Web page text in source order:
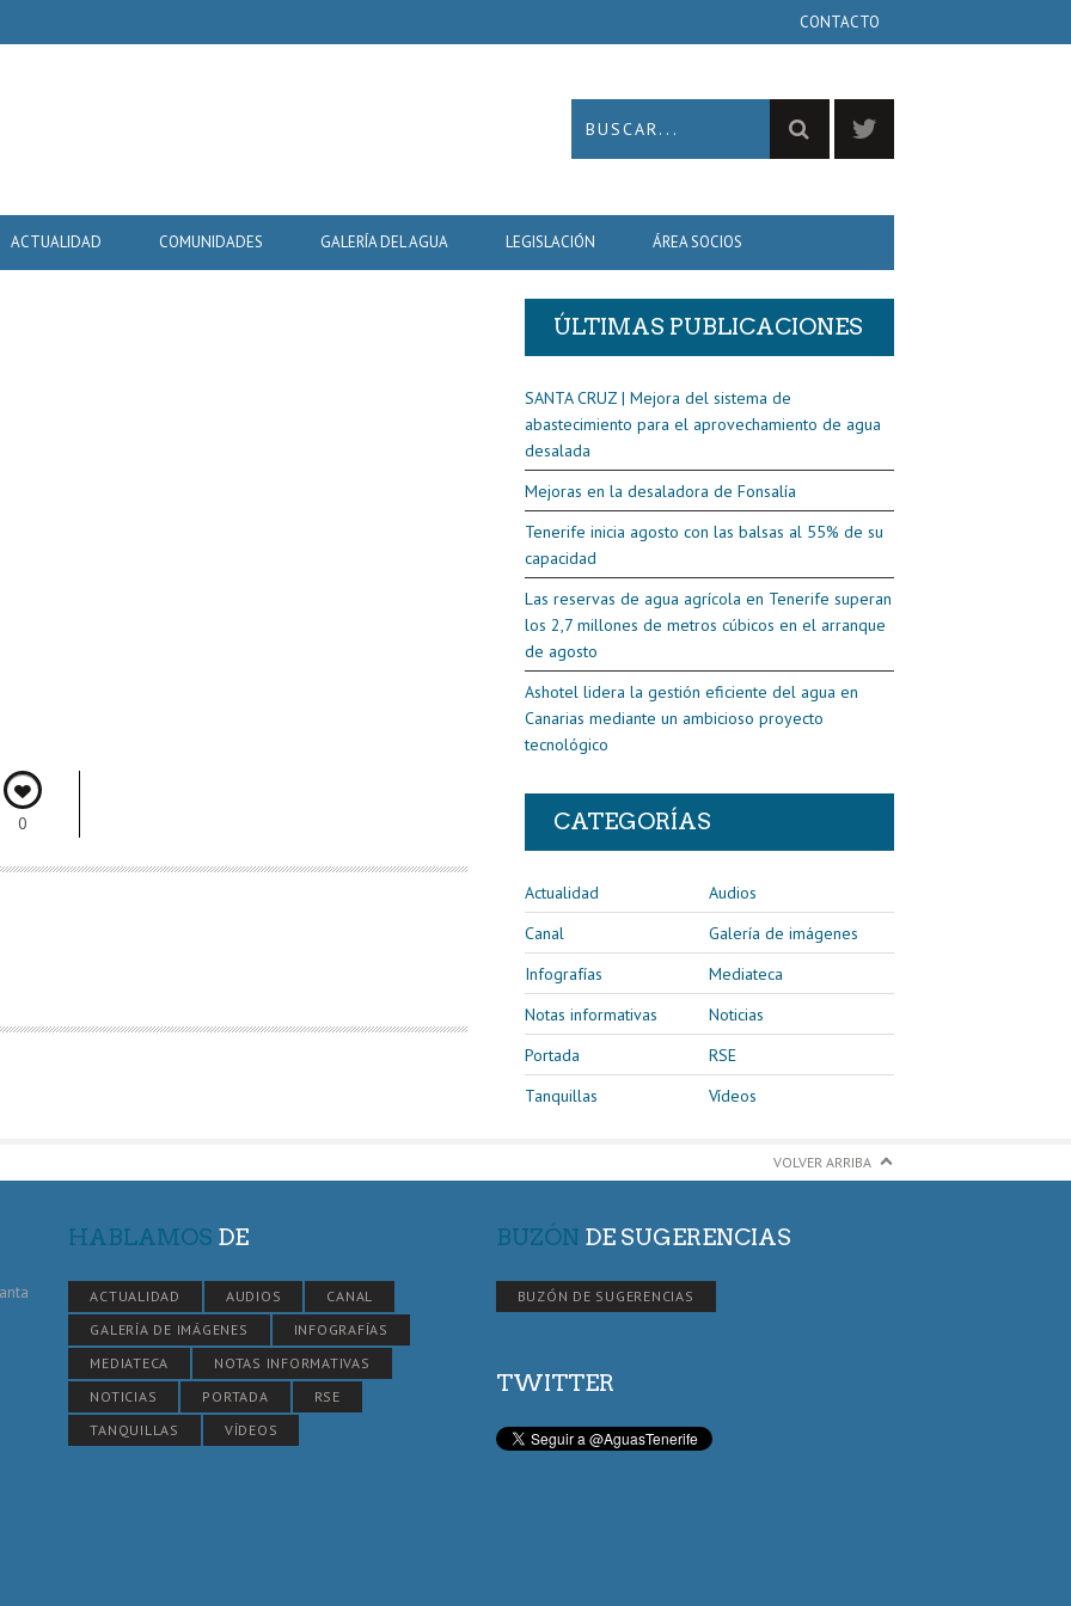
CONTACTO
ACTUALIDAD COMUNIDADES GALERÍA DEL AGUA LEGISLACIÓN ÁREA SOCIOS
0
ÚLTIMAS PUBLICACIONES
SANTA CRUZ | Mejora del sistema de
abastecimiento para el aprovechamiento de agua
desalada
Mejoras en la desaladora de Fonsalía
Tenerife inicia agosto con las balsas al 55% de su
capacidad
Las reservas de agua agrícola en Tenerife superan
los 2,7 millones de metros cúbicos en el arranque
de agosto
Ashotel lidera la gestión eficiente del agua en
Canarias mediante un ambicioso proyecto
tecnológico
CATEGORÍAS
Actualidad
Audios
Canal
Galería de imágenes
Infografías
Mediateca
Notas informativas
Noticias
Portada
RSE
Tanquillas
Vídeos
VOLVER ARRIBA
HABLAMOS DE
ACTUALIDAD AUDIOS
CANAL
GALERÍA DE IMÁGENES
INFOGRAFÍAS
MEDIATECA
NOTAS INFORMATIVAS
NOTICIAS
PORTADA
RSE
TANQUILLAS
VÍDEOS
BUZÓN DE SUGERENCIAS
BUZÓN DE SUGERENCIAS
TWITTER